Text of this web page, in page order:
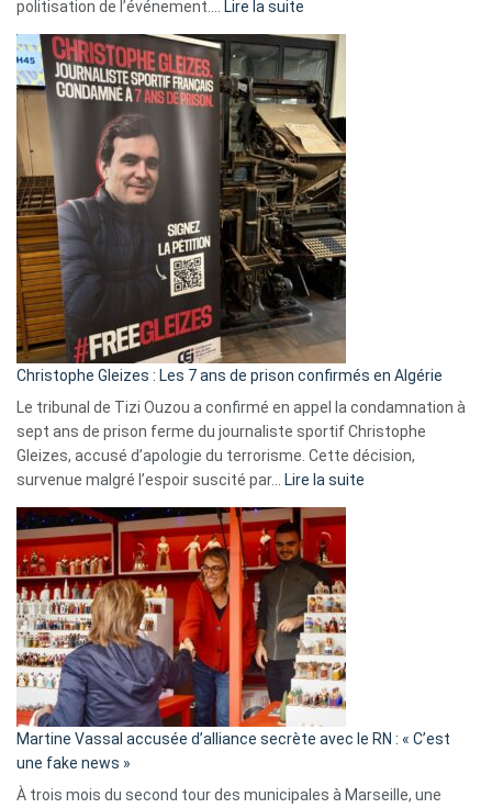
politisation de l’événement.… Lire la suite
Eurovision
2026
:
Pays-
Bas,
Espagne,
Irlande
et
Slovénie
rejettent
la
présence
d’Israël
Christophe Gleizes : Les 7 ans de prison confirmés en Algérie
Le tribunal de Tizi Ouzou a confirmé en appel la condamnation à
sept ans de prison ferme du journaliste sportif Christophe
Gleizes, accusé d’apologie du terrorisme. Cette décision,
survenue malgré l’espoir suscité par… Lire la suite
Algérie
Martine Vassal accusée d’alliance secrète avec le RN : « C’est
une fake news »
À trois mois du second tour des municipales à Marseille, une